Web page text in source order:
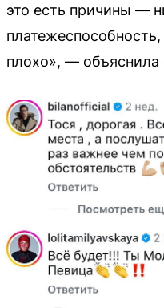
это есть причины —
плохо», — объяснила